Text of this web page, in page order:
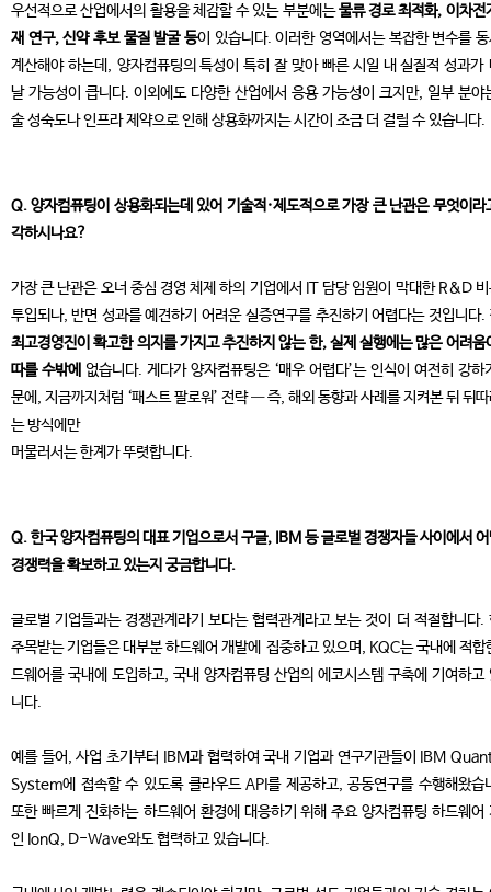
우선적으로 산업에서의 활용을 체감할 수 있는 부분에는물류 경로 최적화, 이차전
재 연구, 신약 후보 물질 발굴 등이 있습니다. 이러한 영역에서는 복잡한 변수를
계산해야 하는데, 양자컴퓨팅의 특성이 특히 잘 맞아 빠른 시일 내 실질적 성과가
날 가능성이 큽니다. 이외에도 다양한 산업에서 응용 가능성이 크지만, 일부 분야
술 성숙도나 인프라 제약으로 인해 상용화까지는 시간이 조금 더 걸릴 수 있습니다.
Q. 양자컴퓨팅이 상용화되는데 있어 기술적·제도적으로 가장 큰 난관은 무엇이라
각하시나요?
가장 큰 난관은 오너 중심 경영 체제 하의 기업에서 IT 담당 임원이 막대한 R&D
투입되나, 반면 성과를 예견하기 어려운 실증연구를 추진하기 어렵다는 것입니다.
최고경영진이 확고한 의지를 가지고 추진하지 않는 한, 실제 실행에는 많은 어려움
따를 수밖에 없습니다. 게다가 양자컴퓨팅은 ‘매우 어렵다’는 인식이 여전히 강하
문에, 지금까지처럼 ‘패스트 팔로워’ 전략 — 즉, 해외 동향과 사례를 지켜본 뒤 뒤
는 방식에만
머물러서는 한계가 뚜렷합니다.
Q. 한국 양자컴퓨팅의 대표 기업으로서 구글, IBM 등 글로벌 경쟁자들 사이에서
경쟁력을 확보하고 있는지 궁금합니다.
글로벌 기업들과는 경쟁관계라기 보다는 협력관계라고 보는 것이 더 적절합니다.
주목받는 기업들은 대부분 하드웨어 개발에 집중하고 있으며, KQC는 국내에 적합
드웨어를 국내에 도입하고, 국내 양자컴퓨팅 산업의 에코시스템 구축에 기여하고
니다.
예를 들어, 사업 초기부터 IBM과 협력하여 국내 기업과 연구기관들이 IBM
System에 접속할 수 있도록 클라우드 API를 제공하고, 공동연구를 수행해왔습
또한 빠르게 진화하는 하드웨어 환경에 대응하기 위해 주요 양자컴퓨팅 하드웨어
인 IonQ, D-Wave와도 협력하고 있습니다.